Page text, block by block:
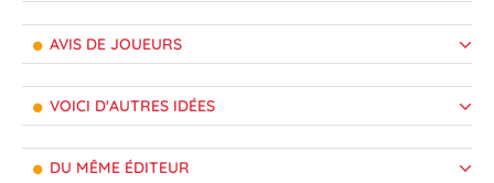
AVIS DE JOUEURS
VOICI D'AUTRES IDÉES
DU MÊME ÉDITEUR